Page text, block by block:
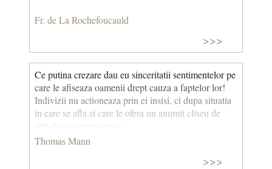
Fr. de La Rochefoucauld
>>>
Ce putina crezare dau eu sinceritatii sentimentelor pe
care le afiseaza oamenii drept cauza a faptelor lor!
Indivizii nu actioneaza prin ei insisi, ci dupa situatia
in care se afla si care le ofera un anumit cliseu de
Thomas Mann
>>>